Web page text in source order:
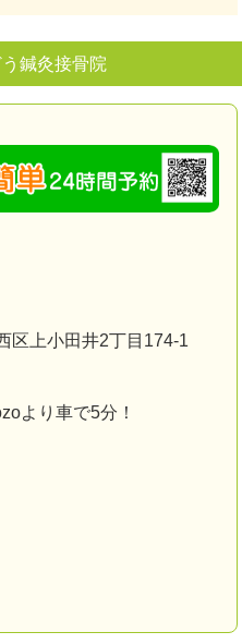
鍼灸接骨院
区上小田井2丁目174-1
より車で5分！